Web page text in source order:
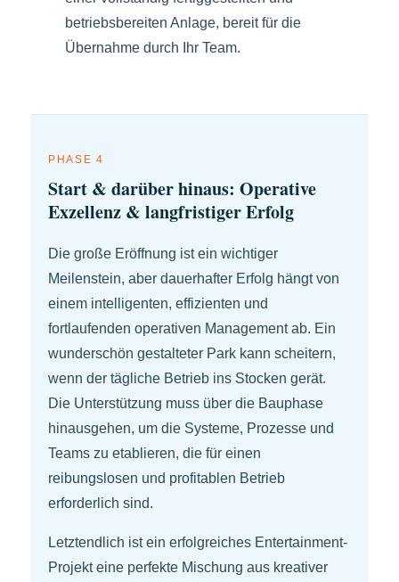
betriebsbereiten Anlage, bereit für die
Übernahme durch Ihr Team.
PHASE 4
Start & darüber hinaus: Operative
Exzellenz & langfristiger Erfolg
Die große Eröffnung ist ein wichtiger
Meilenstein, aber dauerhafter Erfolg hängt von
einem intelligenten, effizienten und
fortlaufenden operativen Management ab. Ein
wunderschön gestalteter Park kann scheitern,
wenn der tägliche Betrieb ins Stocken gerät.
Die Unterstützung muss über die Bauphase
hinausgehen, um die Systeme, Prozesse und
Teams zu etablieren, die für einen
reibungslosen und profitablen Betrieb
erforderlich sind.
Letztendlich ist ein erfolgreiches Entertainment-
Projekt eine perfekte Mischung aus kreativer